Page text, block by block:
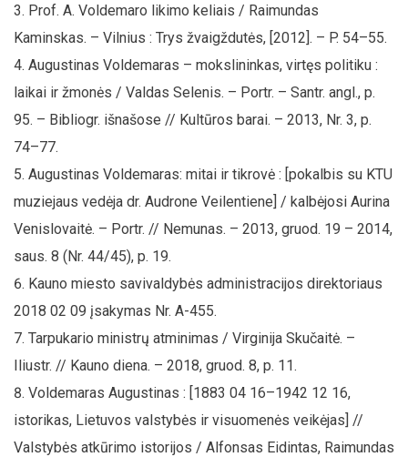
Prof. A. Voldemaro likimo keliais / Raimundas
Kaminskas. – Vilnius : Trys žvaigždutės, [2012]. – P. 54–55.
Augustinas Voldemaras – mokslininkas, virtęs politiku :
laikai ir žmonės / Valdas Selenis. – Portr. – Santr. angl., p.
95. – Bibliogr. išnašose // Kultūros barai. – 2013, Nr. 3, p.
74–77.
Augustinas Voldemaras: mitai ir tikrovė : [pokalbis su KTU
muziejaus vedėja dr. Audrone Veilentiene] / kalbėjosi Aurina
Venislovaitė. – Portr. // Nemunas. – 2013, gruod. 19 – 2014,
saus. 8 (Nr. 44/45), p. 19.
Kauno miesto savivaldybės administracijos direktoriaus
2018 02 09 įsakymas Nr. A-455.
Tarpukario ministrų atminimas / Virginija Skučaitė. –
Iliustr. // Kauno diena. – 2018, gruod. 8, p. 11.
Voldemaras Augustinas : [1883 04 16–1942 12 16,
istorikas, Lietuvos valstybės ir visuomenės veikėjas] //
Valstybės atkūrimo istorijos / Alfonsas Eidintas, Raimundas